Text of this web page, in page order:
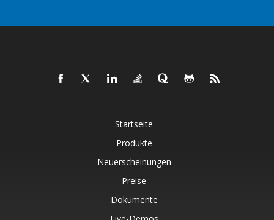
Startseite
Produkte
Neuerscheinungen
Preise
Dokumente